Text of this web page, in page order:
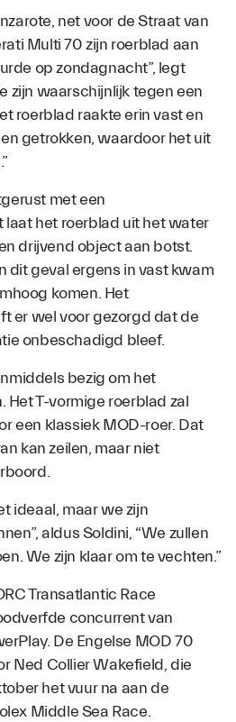
net voor de Straat van
Multi 70 zijn roerblad aan
op zondagnacht”, legt
zijn waarschijnlijk tegen een
roerblad raakte erin vast en
getrokken, waardoor het uit
met een
laat het roerblad uit het water
drijvend object aan botst.
dit geval ergens in vast kwam
komen. Het
er wel voor gezorgd dat de
onbeschadigd bleef.
bezig om het
Het T-vormige roerblad zal
een klassiek MOD-roer. Dat
kan zeilen, maar niet
ideaal, maar we zijn
aldus Soldini, “We zullen
We zijn klaar om te vechten.”
Transatlantic Race
concurrent van
De Engelse MOD 70
Ned Collier Wakefield, die
het vuur na aan de
Middle Sea Race.